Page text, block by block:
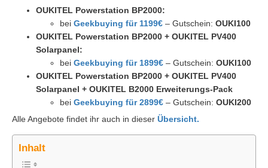
OUKITEL Powerstation BP2000:
bei Geekbuying für 1199€ – Gutschein: OUKI100
OUKITEL Powerstation BP2000 + OUKITEL PV400
Solarpanel:
bei Geekbuying für 1899€ – Gutschein: OUKI100
OUKITEL Powerstation BP2000 + OUKITEL PV400
Solarpanel + OUKITEL B2000 Erweiterungs-Pack
bei Geekbuying für 2899€ – Gutschein: OUKI200
Alle Angebote findet ihr auch in dieser Übersicht.
Inhalt